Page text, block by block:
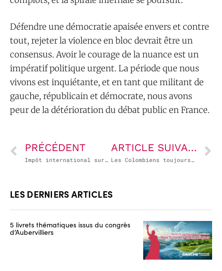
Défendre une démocratie apaisée envers et contre
tout, rejeter la violence en bloc devrait être un
consensus. Avoir le courage de la nuance est un
impératif politique urgent. La période que nous
vivons est inquiétante, et en tant que militant de
gauche, républicain et démocrate, nous avons
peur de la détérioration du débat public en France.
PRÉCÉDENT
Impôt international sur les sociétés : la longue marche n’est pas finie
ARTICLE SUIVANT
Les Colombiens toujours mobilisés contre le président Ivan Duque
LES DERNIERS ARTICLES
5 livrets thématiques issus du congrès
d’Aubervilliers